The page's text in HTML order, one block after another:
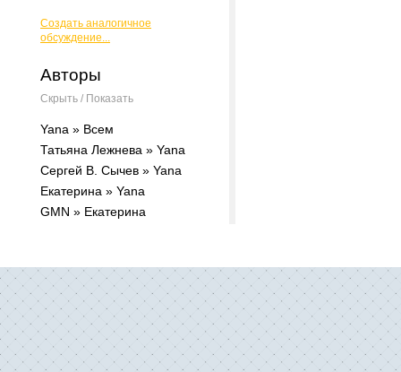
Создать аналогичное
обсуждение...
Авторы
Скрыть / Показать
Yana » Всем
Татьяна Лежнева » Yana
Сергей В. Сычев » Yana
Екатерина » Yana
GMN » Екатерина